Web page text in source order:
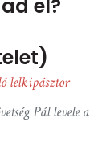
el?
lelkipásztor
Pál levele a